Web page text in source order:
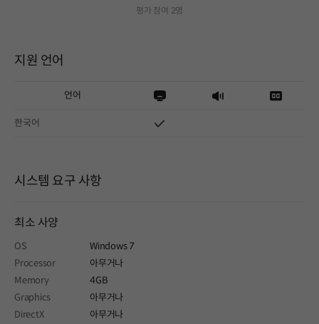
평가 참여 2명
지원 언어
언어
한국어
시스템 요구 사항
최소 사양
OS
Windows 7
Processor
아무거나
Memory
4GB
Graphics
아무거나
DirectX
아무거나